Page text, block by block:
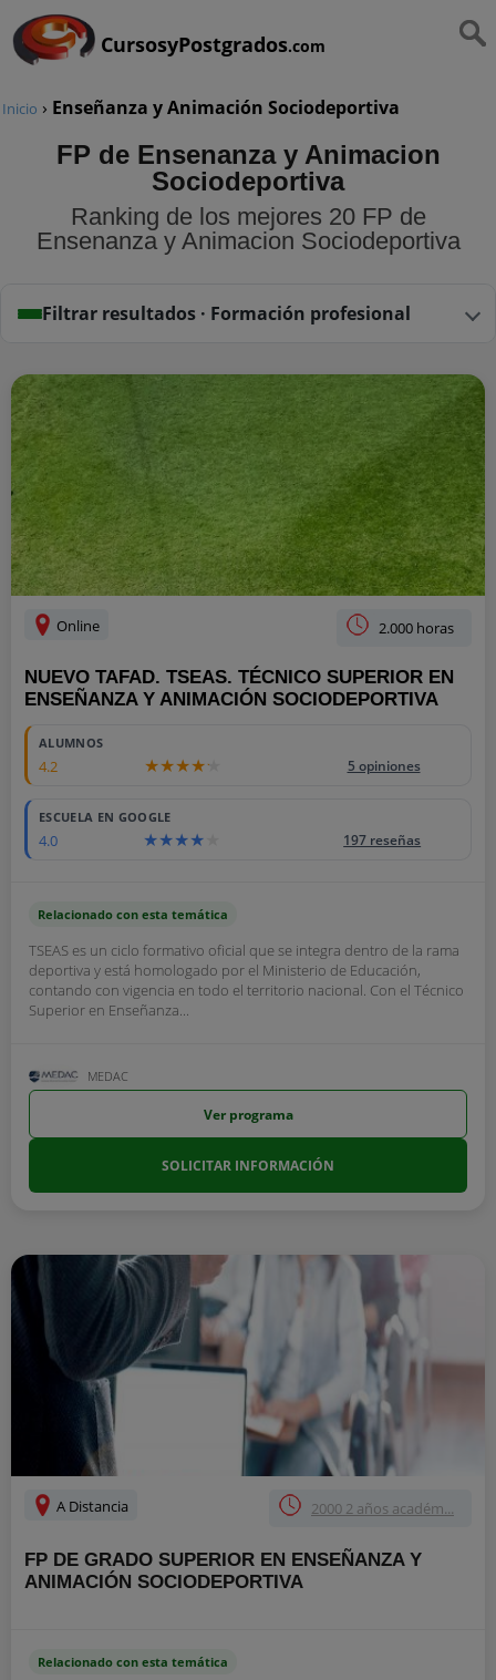
CursosyPostgrados.com
Inicio › Enseñanza y Animación Sociodeportiva
FP de Ensenanza y Animacion
Sociodeportiva
Ranking de los mejores 20 FP de
Ensenanza y Animacion Sociodeportiva
Filtrar resultados · Formación profesional
Online 2.000 horas
NUEVO TAFAD. TSEAS. TÉCNICO SUPERIOR EN
ENSEÑANZA Y ANIMACIÓN SOCIODEPORTIVA
ALUMNOS
4.2 5 opiniones
ESCUELA EN GOOGLE
4.0 197 reseñas
Relacionado con esta temática
TSEAS es un ciclo formativo oficial que se integra dentro de la rama
deportiva y está homologado por el Ministerio de Educación,
contando con vigencia en todo el territorio nacional. Con el Técnico
Superior en Enseñanza...
MEDAC
Ver programa
SOLICITAR INFORMACIÓN
A Distancia 2000 2 años académ...
FP DE GRADO SUPERIOR EN ENSEÑANZA Y
ANIMACIÓN SOCIODEPORTIVA
Relacionado con esta temática